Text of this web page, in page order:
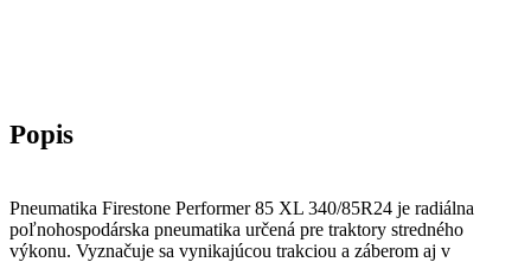
Pneumatika Firestone Performer 85 XL 340/85R24 je radiálna
poľnohospodárska pneumatika určená pre traktory stredného
výkonu. Vyznačuje sa vynikajúcou trakciou a záberom aj v